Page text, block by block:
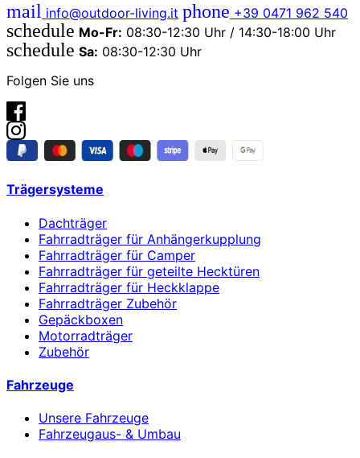
mail info@outdoor-living.it phone +39 0471 962 540
schedule Mo-Fr: 08:30-12:30 Uhr / 14:30-18:00 Uhr
schedule Sa: 08:30-12:30 Uhr
Folgen Sie uns
Trägersysteme
Dachträger
Fahrradträger für Anhängerkupplung
Fahrradträger für Camper
Fahrradträger für geteilte Hecktüren
Fahrradträger für Heckklappe
Fahrradträger Zubehör
Gepäckboxen
Motorradträger
Zubehör
Fahrzeuge
Unsere Fahrzeuge
Fahrzeugaus- & Umbau